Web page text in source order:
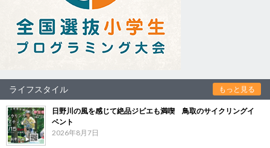
ライフスタイル もっと見る
日野川の風を感じて絶品ジビエも満喫 鳥取のサイクリングイ
ベント
2026年8月7日